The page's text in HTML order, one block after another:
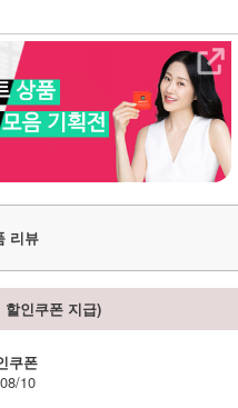
리뷰
할인쿠폰 지급)
쿠폰
10